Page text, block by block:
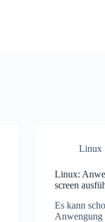
Linux
Linux:
screen
Es kann
Anwengung